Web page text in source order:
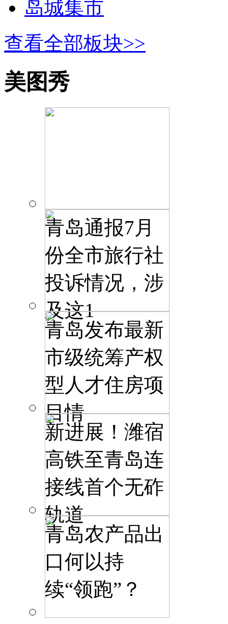
岛城集市
查看全部板块>>
美图秀
青岛通报7月
份全市旅行社
投诉情况，涉
及这1
青岛发布最新
市级统筹产权
型人才住房项
目情
新进展！潍宿
高铁至青岛连
接线首个无砟
轨道
青岛农产品出
口何以持
续“领跑”？